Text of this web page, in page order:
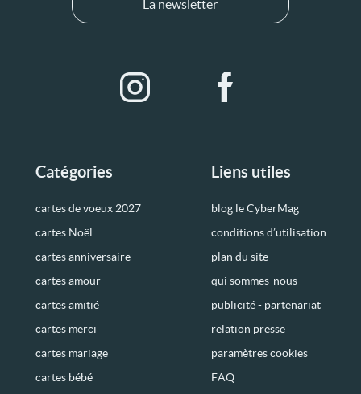
Catégories
cartes de voeux 2027
cartes Noël
cartes anniversaire
cartes amour
cartes amitié
cartes merci
cartes mariage
cartes bébé
Liens utiles
blog le CyberMag
conditions d’utilisation
plan du site
qui sommes-nous
publicité - partenariat
relation presse
paramètres cookies
FAQ
La newsletter